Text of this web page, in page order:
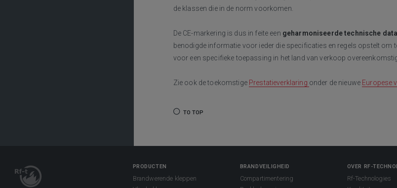
de klassen die in de norm voorkomen.
De CE-markering is dus in feite een geharmoniseerde technische
benodigde informatie voor ieder die specificaties en regels opstelt om
voor een specifieke toepassing in het land van verkoop
Zie ook de toekomstige Prestatieverklaring onder de nieuwe Europese
TO TOP
PRODUCTEN
Brandwerende kleppen
BRANDVEILIGHEID
Compartimentering
OVER RF-
Rf-Technologies